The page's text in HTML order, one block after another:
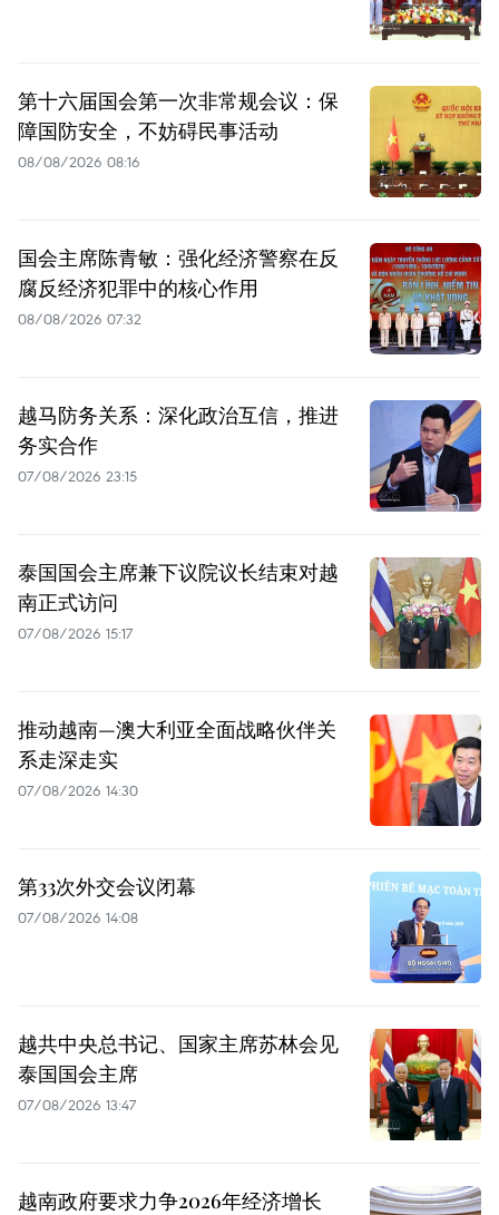
第十六届国会第一次非常规会议：保
障国防安全，不妨碍民事活动
08/08/2026 08:16
国会主席陈青敏：强化经济警察在反
腐反经济犯罪中的核心作用
08/08/2026 07:32
越马防务关系：深化政治互信，推进
务实合作
07/08/2026 23:15
泰国国会主席兼下议院议长结束对越
南正式访问
07/08/2026 15:17
推动越南—澳大利亚全面战略伙伴关
系走深走实
07/08/2026 14:30
第33次外交会议闭幕
07/08/2026 14:08
越共中央总书记、国家主席苏林会见
泰国国会主席
07/08/2026 13:47
越南政府要求力争2026年经济增长